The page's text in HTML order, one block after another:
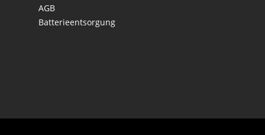
AGB
Batterieentsorgung